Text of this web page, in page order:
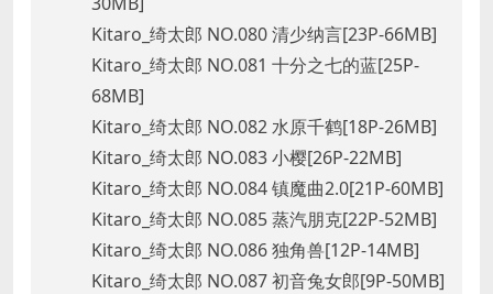
Kitaro_绮太郎 NO.080 清少纳言[23P-66MB]
Kitaro_绮太郎 NO.081 十分之七的蓝[25P-
68MB]
Kitaro_绮太郎 NO.082 水原千鹤[18P-26MB]
Kitaro_绮太郎 NO.083 小樱[26P-22MB]
Kitaro_绮太郎 NO.084 镇魔曲2.0[21P-60MB]
Kitaro_绮太郎 NO.085 蒸汽朋克[22P-52MB]
Kitaro_绮太郎 NO.086 独角兽[12P-14MB]
Kitaro_绮太郎 NO.087 初音兔女郎[9P-50MB]